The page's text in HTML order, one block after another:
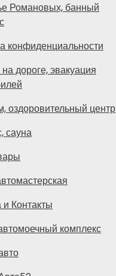
Романовых, банный
конфиденциальности
дороге, эвакуация
оздоровительный центр
сауна
Контакты
комплекс